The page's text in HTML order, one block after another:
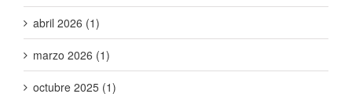
abril 2026 (1)
marzo 2026 (1)
octubre 2025 (1)